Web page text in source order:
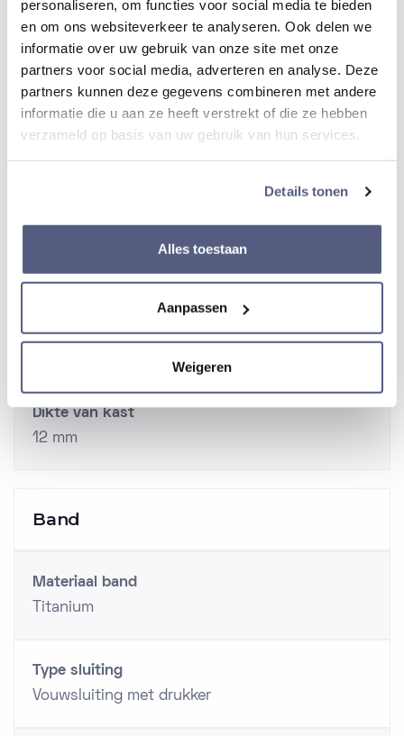
personaliseren, om functies voor social media te bieden
en om ons websiteverkeer te analyseren. Ook delen we
informatie over uw gebruik van onze site met onze
partners voor social media, adverteren en analyse. Deze
partners kunnen deze gegevens combineren met andere
informatie die u aan ze heeft verstrekt of die ze hebben
verzameld op basis van uw gebruik van hun services.
Details tonen
Alles toestaan
Aanpassen
Weigeren
Lichtgevende wijzers
Ja
Dikte van kast
12 mm
Band
Materiaal band
Titanium
Type sluiting
Vouwsluiting met drukker